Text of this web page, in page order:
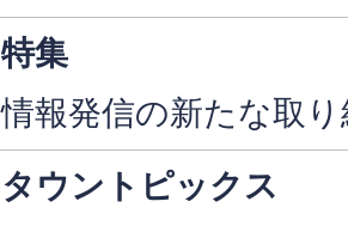
特集
情報発信の新たな取
タウントピックス